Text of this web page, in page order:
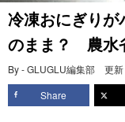
冷凍おにぎりが
のまま？ 農水
By - GLUGLU編集部 更新
Share